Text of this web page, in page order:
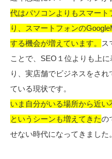
代はパソコンよりもスマー
り、スマートフォンの
する機会が増えています。
ス
ことで、SEO１位よりも上
り、実店舗でビジネスをさ
ている現状です。
いま自分がいる場所から近
というシーンも増えてきたの
せない時代になってきました。